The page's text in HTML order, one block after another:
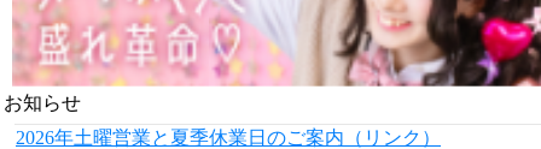
お知らせ
2026年土曜営業と夏季休業日のご案内（リンク）